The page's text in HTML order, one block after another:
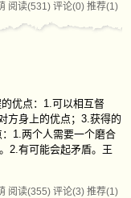
阅读(531) 评论(0) 推荐(1)
优点：1.可以相互督
方身上的优点；3.获得的
1.两个人需要一个磨合
2.有可能会起矛盾。王
阅读(355) 评论(3) 推荐(1)